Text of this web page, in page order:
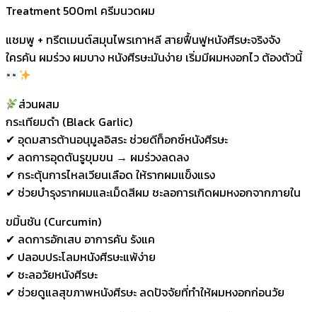
Treatment 500ml ครีมนวดผม
แชมพู + ทรีตเมนต์สมุนไพรเกาหลี สายฟื้นฟูหนังศีรษะจริงจัง
ใครคัน ผมร่วง ผมบาง หนังศีรษะมันง่าย เริ่มมีผมหงอกไว ต้องตัวนี้
ส่วนผสม
กระเทียมดำ (Black Garlic)
✔ อุดมสารต้านอนุมูลอิสระ ช่วยดีท็อกซ์หนังศีรษะ
✔ ลดการอุดตันรูขุมขน → ผมร่วงลดลง
✔ กระตุ้นการไหลเวียนเลือด ให้รากผมแข็งแรง
✔ ช่วยบำรุงรากผมและเม็ดสีผม ชะลอการเกิดผมหงอกจากภายใน
ขมิ้นชัน (Curcumin)
✔ ลดการอักเสบ อาการคัน รังแค
✔ ปลอบประโลมหนังศีรษะแพ้ง่าย
✔ ชะลอวัยหนังศีรษะ
✔ ช่วยดูแลสุขภาพหนังศีรษะ ลดปัจจัยที่ทำให้ผมหงอกก่อนวัย